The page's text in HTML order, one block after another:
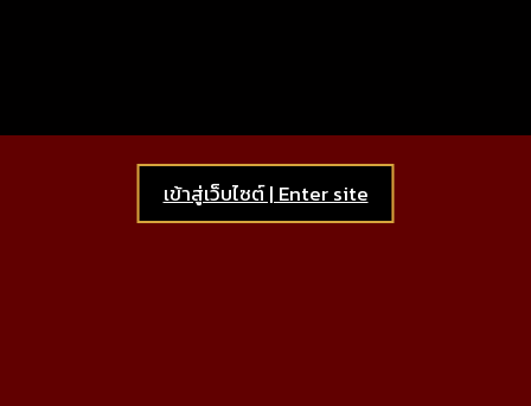
เข้าสู่เว็บไซต์ | Enter site